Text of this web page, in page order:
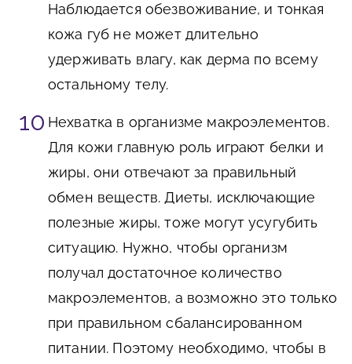
Наблюдается обезвоживание, и тонкая
кожа губ не может длительно
удерживать влагу, как дерма по всему
остальному телу.
Нехватка в организме макроэлементов.
Для кожи главную роль играют белки и
жиры, они отвечают за правильный
обмен веществ. Диеты, исключающие
полезные жиры, тоже могут усугубить
ситуацию. Нужно, чтобы организм
получал достаточное количество
макроэлементов, а возможно это только
при правильном сбалансированном
питании. Поэтому необходимо, чтобы в